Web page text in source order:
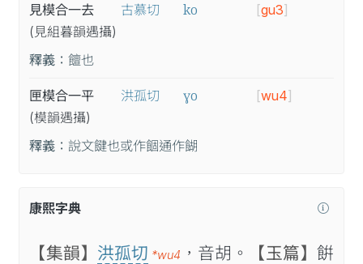
見模合一去
(見組暮韻遇攝)
古慕切 ko [gu3]
釋義： 饘也
匣模合一平
(模韻遇攝)
洪孤切 ɣo [wu4]
釋義： 說文䭈也或作䭅通作餬
康熙字典
【集韻】 洪孤切 *wu4 ，音胡。 【玉篇】 餠